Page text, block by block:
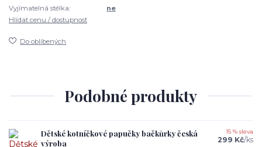
Vyjímatelná stélka:
ne
Hlídat cenu / dostupnost
Do oblíbených
Podobné produkty
Dětské kotníčkové papučky bačkůrky česká
výroba
15 % sleva
299 Kč/ks